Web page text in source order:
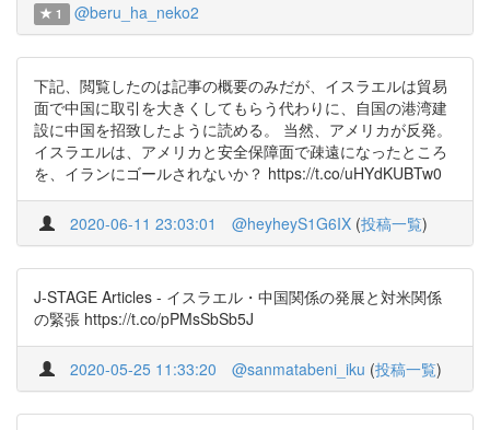
1 @beru_ha_neko2
下記、閲覧したのは記事の概要のみだが、イスラエルは貿易
面で中国に取引を大きくしてもらう代わりに、自国の港湾建
設に中国を招致したように読める。 当然、アメリカが反発。
イスラエルは、アメリカと安全保障面で疎遠になったところ
を、イランにゴールされないか？ https://t.co/uHYdKUBTw0
2020-06-11 23:03:01 @heyheyS1G6IX (投稿一覧)
J-STAGE Articles - イスラエル・中国関係の発展と対米関係
の緊張 https://t.co/pPMsSbSb5J
2020-05-25 11:33:20 @sanmatabeni_iku (投稿一覧)